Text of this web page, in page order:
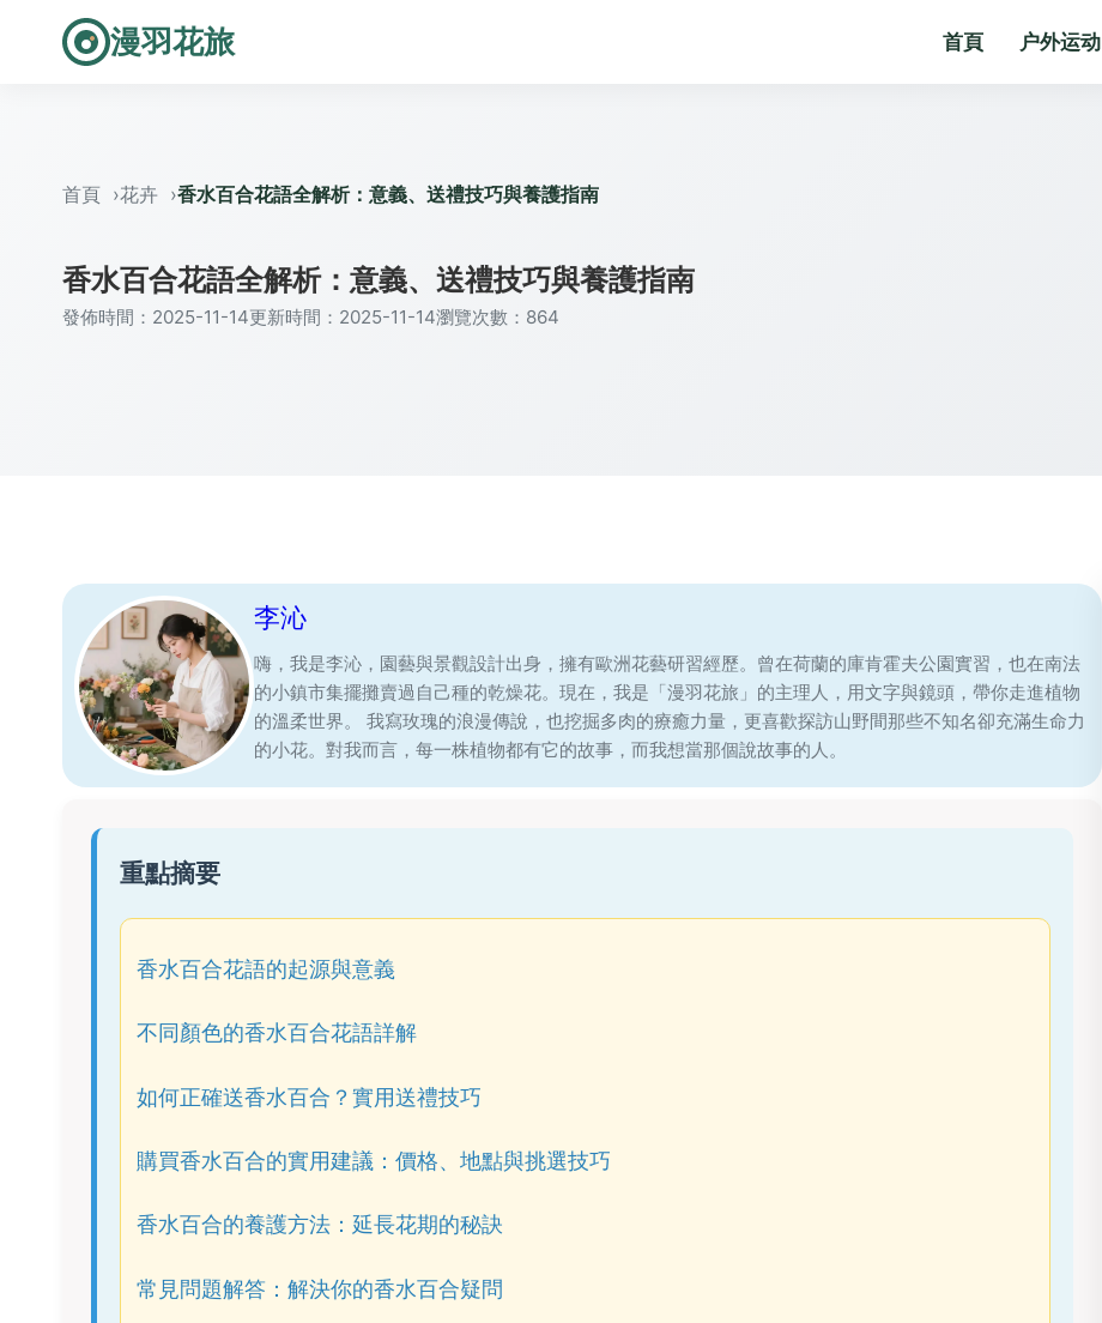
漫羽花旅 首頁 户外运动
首頁 花卉 香水百合花語全解析：意義、送禮技巧與養護指南
香水百合花語全解析：意義、送禮技巧與養護指南
發佈時間：2025-11-14更新時間：2025-11-14瀏覽次數：864
李沁
嗨，我是李沁，園藝與景觀設計出身，擁有歐洲花藝研習經歷。曾在荷蘭的庫肯霍夫公園實習，也在南法
的小鎮市集擺攤賣過自己種的乾燥花。現在，我是「漫羽花旅」的主理人，用文字與鏡頭，帶你走進植物
的溫柔世界。 我寫玫瑰的浪漫傳說，也挖掘多肉的療癒力量，更喜歡探訪山野間那些不知名卻充滿生命力
的小花。對我而言，每一株植物都有它的故事，而我想當那個說故事的人。
重點摘要
香水百合花語的起源與意義
不同顏色的香水百合花語詳解
如何正確送香水百合？實用送禮技巧
購買香水百合的實用建議：價格、地點與挑選技巧
香水百合的養護方法：延長花期的秘訣
常見問題解答：解決你的香水百合疑問